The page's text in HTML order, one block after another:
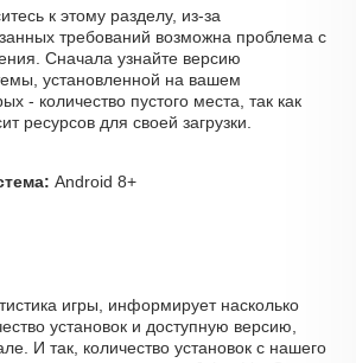
к этому разделу, из-за
требований возможна проблема с
Сначала узнайте версию
установленной на вашем
- количество пустого места, так как
ресурсов для своей загрузки.
Android 8+
игры, информирует насколько
установок и доступную версию,
И так, количество установок с нашего